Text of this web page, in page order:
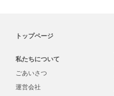
トップページ
私たちについて
ごあいさつ
運営会社